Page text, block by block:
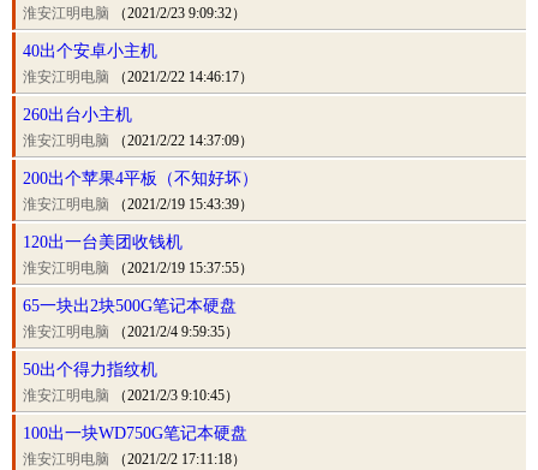
淮安江明电脑 （2021/2/23 9:09:32）
40出个安卓小主机
淮安江明电脑 （2021/2/22 14:46:17）
260出台小主机
淮安江明电脑 （2021/2/22 14:37:09）
200出个苹果4平板（不知好坏）
淮安江明电脑 （2021/2/19 15:43:39）
120出一台美团收钱机
淮安江明电脑 （2021/2/19 15:37:55）
65一块出2块500G笔记本硬盘
淮安江明电脑 （2021/2/4 9:59:35）
50出个得力指纹机
淮安江明电脑 （2021/2/3 9:10:45）
100出一块WD750G笔记本硬盘
淮安江明电脑 （2021/2/2 17:11:18）